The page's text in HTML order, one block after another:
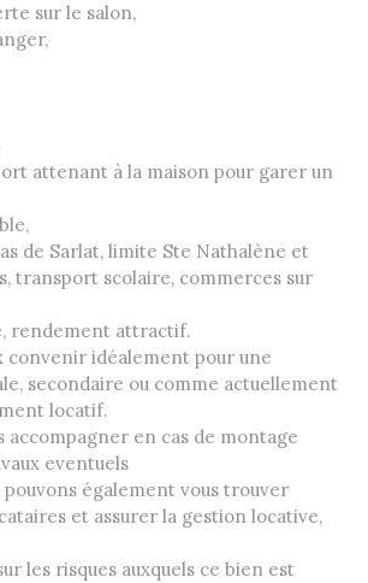
sur le salon,
attenant à la maison pour garer un
de Sarlat, limite Ste Nathalène et
transport scolaire, commerces sur
rendement attractif.
convenir idéalement pour une
secondaire ou comme actuellement
locatif.
accompagner en cas de montage
eventuels
pouvons également vous trouver
et assurer la gestion locative,
les risques auxquels ce bien est